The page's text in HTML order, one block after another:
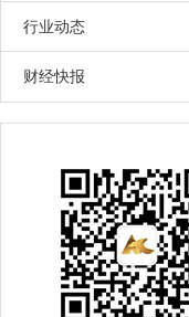
行业动态
财经快报